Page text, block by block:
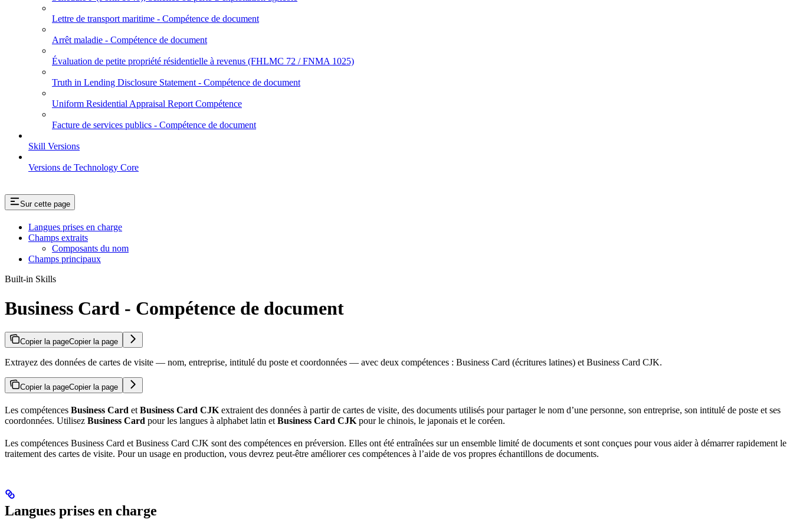
Lettre de transport maritime - Compétence de document
Arrêt maladie - Compétence de document
Évaluation de petite propriété résidentielle à revenus (FHLMC 72 / FNMA 1025)
Truth in Lending Disclosure Statement - Compétence de document
Uniform Residential Appraisal Report Compétence
Facture de services publics - Compétence de document
Skill Versions
Versions de Technology Core
Sur cette page
Langues prises en charge
Champs extraits
Composants du nom
Champs principaux
Built-in Skills
Business Card - Compétence de document
Copier la pageCopier la page
Extrayez des données de cartes de visite — nom, entreprise, intitulé du poste et coordonnées — avec deux compétences : Business Card (écritures latines) et Business Card CJK.
Copier la pageCopier la page
Les compétences Business Card et Business Card CJK extraient des données à partir de cartes de visite, des documents utilisés pour partager le nom d’une personne, son entreprise, son intitulé de poste et ses
coordonnées. Utilisez Business Card pour les langues à alphabet latin et Business Card CJK pour le chinois, le japonais et le coréen.
Les compétences Business Card et Business Card CJK sont des compétences en préversion. Elles ont été entraînées sur un ensemble limité de documents et sont conçues pour vous aider à démarrer rapidement le
traitement des cartes de visite. Pour un usage en production, vous devrez peut-être améliorer ces compétences à l’aide de vos propres échantillons de documents.
Langues prises en charge